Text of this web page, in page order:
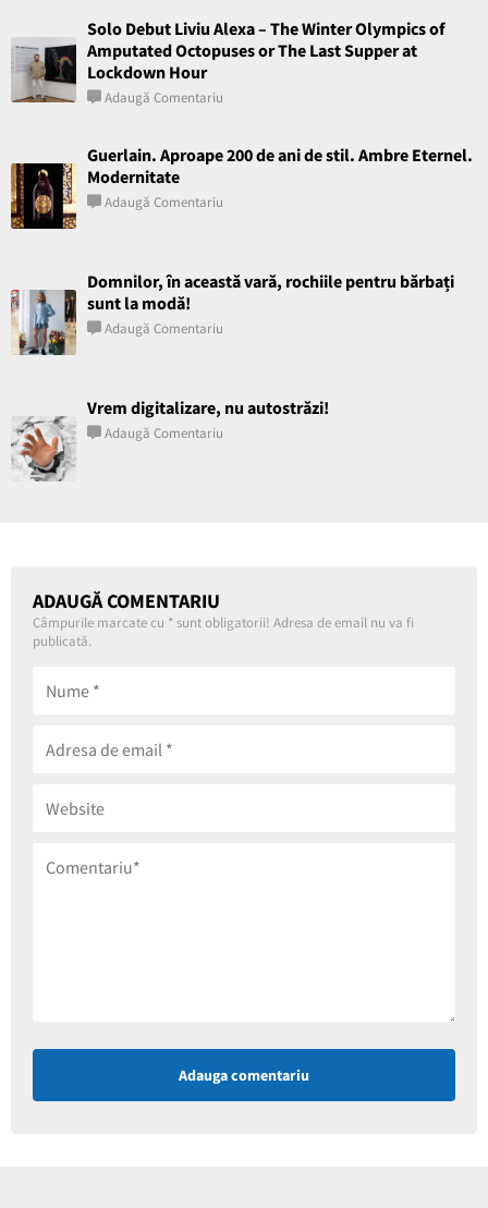
Solo Debut Liviu Alexa – The Winter Olympics of
Amputated Octopuses or The Last Supper at
Lockdown Hour
Adaugă Comentariu
Guerlain. Aproape 200 de ani de stil. Ambre Eternel.
Modernitate
Adaugă Comentariu
Domnilor, în această vară, rochiile pentru bărbați
sunt la modă!
Adaugă Comentariu
Vrem digitalizare, nu autostrăzi!
Adaugă Comentariu
ADAUGĂ COMENTARIU
Câmpurile marcate cu *sunt obligatorii! Adresa de email nu va fi
publicată.
Adauga comentariu